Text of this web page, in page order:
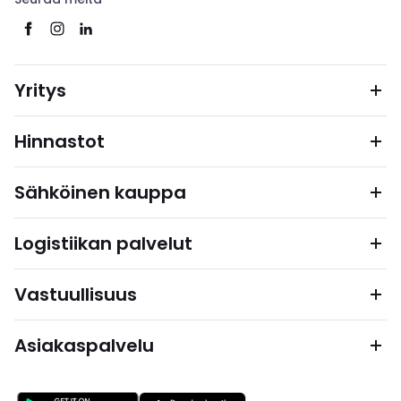
Yritys
Hinnastot
Sähköinen kauppa
Logistiikan palvelut
Vastuullisuus
Asiakaspalvelu